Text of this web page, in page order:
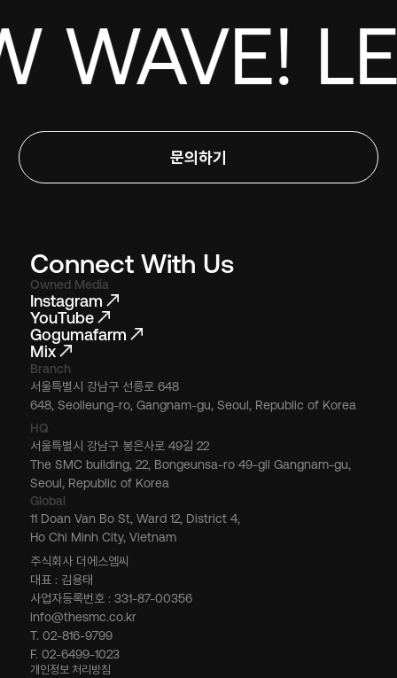
문의하기
Connect With Us
Owned Media
Instagram
YouTube
Gogumafarm
Mix
HQ
서울특별시 강남구 봉은사로 49길 22
The SMC building, 22, Bongeunsa-ro 49-gil Gangnam-gu,
Seoul, Republic of Korea
Branch
서울특별시 강남구 선릉로 648
648, Seolleung-ro, Gangnam-gu, Seoul, Republic of Korea
Global
11 Doan Van Bo St, Ward 12, District 4,
Ho Chi Minh City, Vietnam
주식회사 더에스엠씨
대표 : 김용태
사업자등록번호 : 331-87-00356
info@thesmc.co.kr
T. 02-816-9799
F. 02-6499-1023
개인정보 처리방침